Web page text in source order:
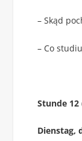
– Skąd
– Co
Stunde
Dienstag,